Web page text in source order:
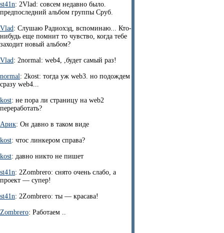
st41n: 2Vlad: совсем недавно было.
предпоследний альбом группы Сруб.
Vlad: Слушаю Радиохэд, вспоминаю... Кто-
нибудь еще помнит то чувство, когда тебе
заходит новый альбом?
Vlad: 2normal: web4, ,будет самый раз!
normal: 2kost: тогда уж web3. но подождем
сразу web4...
kost: не пора ли страницу на web2
переработать?
Арик: Он давно в таком виде
kost: чтос линкером справа?
kost: давно никто не пишет
st41n: 2Zombrero: снято очень слабо, а
проект — супер!
st41n: 2Zombrero: ты — красава!
Zombrero: Работаем ..